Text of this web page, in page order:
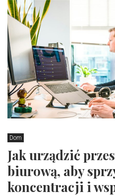
Dom
Jak urządzić
biurową, aby
koncentracji i